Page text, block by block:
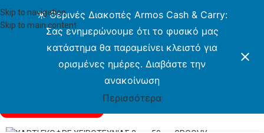
Skip to navigation
Skip to main content
☀️ Θερινές Διακοπές Armos Cash & Carry:
Σας ενημερώνουμε ότι το φυσικό μας
κατάστημα θα παραμείνει κλειστό για
ορισμένες ημέρες. Διαβάστε την
ανακοίνωση
Περισσότερα